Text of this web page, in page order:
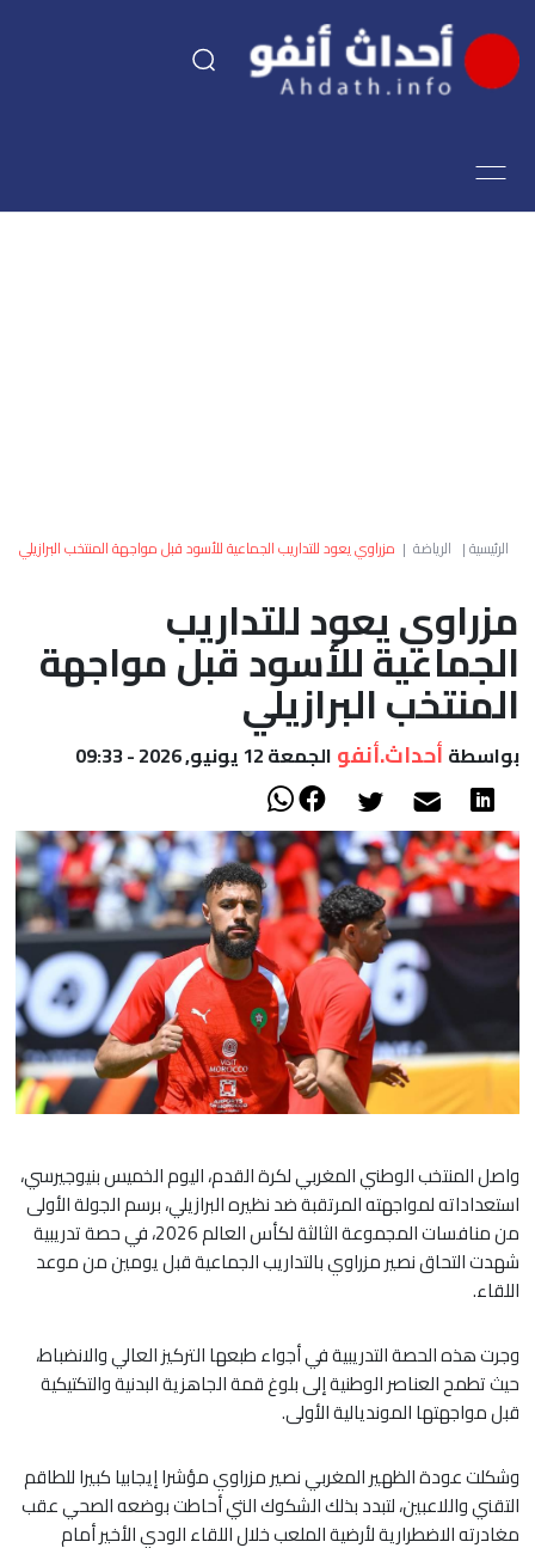
اقتصاد
العالم
أعمدة
الصحراء
الرئيسية| الرياضة | مزراوي يعود للتداريب الجماعية للأسود قبل مواجهة المنتخب البرازيلي
مزراوي يعود للتداريب
الجماعية للأسود قبل مواجهة
المنتخب البرازيلي
بواسطة أحداث.أنفو الجمعة 12 يونيو, 2026 - 09:33
واصل المنتخب الوطني المغربي لكرة القدم، اليوم الخميس بنيوجيرسي،
استعداداته لمواجهته المرتقبة ضد نظيره البرازيلي، برسم الجولة الأولى
من منافسات المجموعة الثالثة لكأس العالم 2026، في حصة تدريبية
شهدت التحاق نصير مزراوي بالتداريب الجماعية قبل يومين من موعد
اللقاء.
وجرت هذه الحصة التدريبية في أجواء طبعها التركيز العالي والانضباط،
حيث تطمح العناصر الوطنية إلى بلوغ قمة الجاهزية البدنية والتكتيكية
قبل مواجهتها المونديالية الأولى.
وشكلت عودة الظهير المغربي نصير مزراوي مؤشرا إيجابيا كبيرا للطاقم
التقني واللاعبين، لتبدد بذلك الشكوك التي أحاطت بوضعه الصحي عقب
مغادرته الاضطرارية لأرضية الملعب خلال اللقاء الودي الأخير أمام